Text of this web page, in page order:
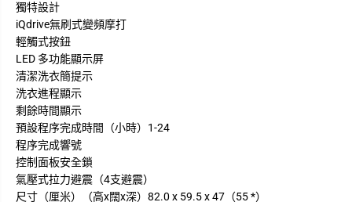
獨特設計
iQdrive無刷式變頻摩打
輕觸式按鈕
LED 多功能顯示屏
清潔洗衣簡提示
洗衣進程顯示
剩餘時間顯示
預設程序完成時間（小時）1-24
程序完成響號
控制面板安全鎖
氣壓式拉力避震（4支避震）
尺寸（厘米）（高x闊x深）82.0 x 59.5 x 47（55 *）